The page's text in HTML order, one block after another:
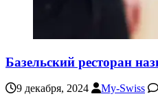
Базельский ресторан
9 декабря, 2024 My-Swiss